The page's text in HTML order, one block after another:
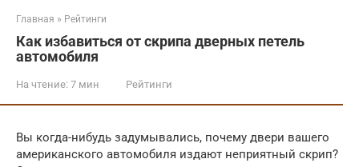
Главная » Рейтинги
Как избавиться от скрипа дверных петель
автомобиля
На чтение: 7 мин Рейтинги
Вы когда-нибудь задумывались, почему двери вашего
американского автомобиля издают неприятный скрип?